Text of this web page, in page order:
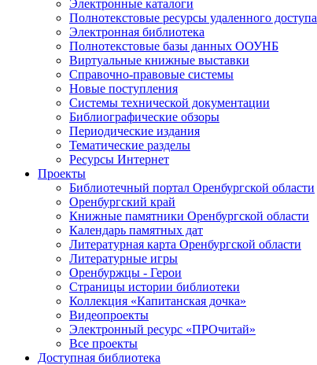
Электронные каталоги
Полнотекстовые ресурсы удаленного доступа
Электронная библиотека
Полнотекстовые базы данных ООУНБ
Виртуальные книжные выставки
Справочно-правовые системы
Новые поступления
Cистемы технической документации
Библиографические обзоры
Периодические издания
Тематические разделы
Ресурсы Интернет
Проекты
Библиотечный портал Оренбургской области
Оренбургский край
Книжные памятники Оренбургской области
Календарь памятных дат
Литературная карта Оренбургской области
Литературные игры
Оренбуржцы - Герои
Страницы истории библиотеки
Коллекция «Капитанская дочка»
Видеопроекты
Электронный ресурс «ПРОчитай»
Все проекты
Доступная библиотека